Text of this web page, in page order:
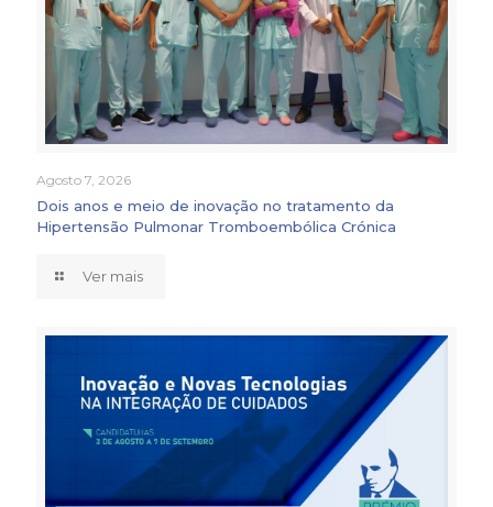
Agosto 7, 2026
Dois anos e meio de inovação no tratamento da
Hipertensão Pulmonar Tromboembólica Crónica
Ver mais